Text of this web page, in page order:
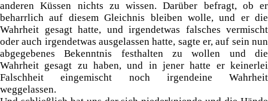
anderen Küssen nichts zu wissen. Darüber befragt, ob er
beharrlich auf diesem Gleichnis bleiben wolle, und er die
Wahrheit gesagt hatte, und irgendetwas falsches vermischt
oder auch irgendetwas ausgelassen hatte, sagte er, auf sein nun
abgegebenes Bekenntnis festhalten zu wollen und die
Wahrheit gesagt zu haben, und in jener hatte er keinerlei
Falschheit eingemischt noch irgendeine Wahrheit
weggelassen.